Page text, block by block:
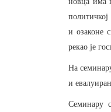
политичкој
и озаконе
рекао је
На
и
Семинару